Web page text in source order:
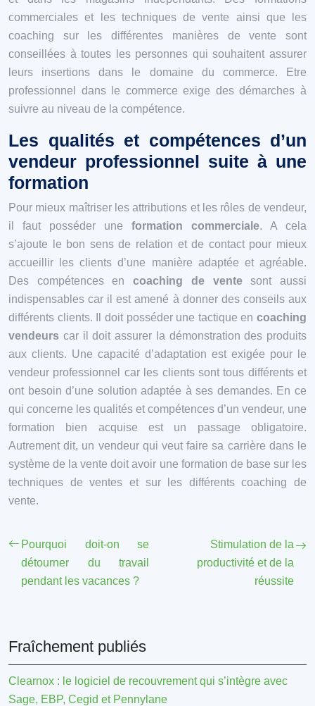
commerciales et les techniques de vente ainsi que les
coaching sur les différentes manières de vente sont
conseillées à toutes les personnes qui souhaitent assurer
leurs insertions dans le domaine du commerce. Etre
professionnel dans le commerce exige des démarches à
suivre au niveau de la compétence.
Les qualités et compétences d’un
vendeur professionnel suite à une
formation
Pour mieux maîtriser les attributions et les rôles de vendeur,
il faut posséder une formation commerciale. A cela
s’ajoute le bon sens de relation et de contact pour mieux
accueillir les clients d’une manière adaptée et agréable.
Des compétences encoaching de ventesont aussi
indispensables car il est amené à donner des conseils aux
différents clients. Il doit posséder une tactique en coaching
vendeurs car il doit assurer la démonstration des produits
aux clients. Une capacité d’adaptation est exigée pour le
vendeur professionnel car les clients sont tous différents et
ont besoin d’une solution adaptée à ses demandes. En ce
qui concerne les qualités et compétences d’un vendeur, une
formation bien acquise est un passage obligatoire.
Autrement dit, un vendeur qui veut faire sa carrière dans le
système de la vente doit avoir une formation de base sur les
techniques de ventes et sur les différents coaching de
vente.
Pourquoi doit-on se
détourner du travail
pendant les vacances ?
Stimulation de la
productivité et de la
réussite
Fraîchement publiés
Clearnox : le logiciel de recouvrement qui s’intègre avec
Sage, EBP, Cegid et Pennylane